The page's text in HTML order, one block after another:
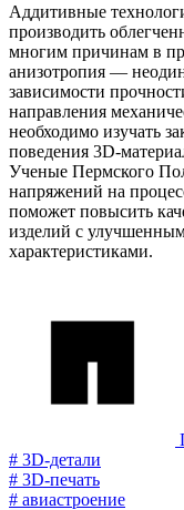
Аддитивные
производить
многим причинам в
анизотропия —
зависимости
направления
необходимо изучать
поведения 3D-
Ученые Пермского
напряжений на
поможет повысить
изделий с
характеристиками.
# 3D-детали
# 3D-печать
# авиастроение